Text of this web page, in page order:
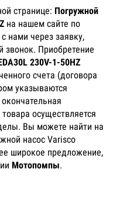
странице: Погружной
на нашем сайте по
нами через заявку,
звонок. Приобретение
230V-1-50HZ
счета (договора
указываются
осуществляется
Вы можете найти на
насос Varisco
широкое предложение,
Мотопомпы.